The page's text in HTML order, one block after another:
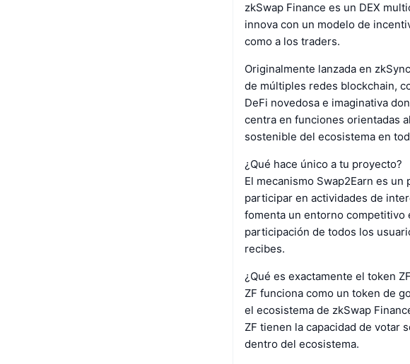
zkSwap Finance es un DEX
innova con un modelo de
como a los traders.
Originalmente lanzada en
de múltiples redes blockchain,
DeFi novedosa e imaginativa
centra en funciones orientadas
sostenible del ecosistema en
¿Qué hace único a tu proyecto?
El mecanismo Swap2Earn es
participar en actividades de
fomenta un entorno competitivo
participación de todos los
recibes.
¿Qué es exactamente el token
ZF funciona como un token de
el ecosistema de zkSwap
ZF tienen la capacidad de votar
dentro del ecosistema.